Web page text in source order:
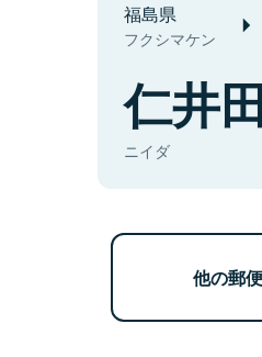
福島県
フクシマケン
仁井田
ニイダ
他の郵